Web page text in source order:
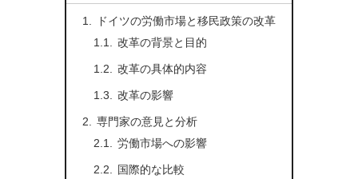
ドイツの労働市場と移民政策の改革
改革の背景と目的
改革の具体的内容
改革の影響
専門家の意見と分析
労働市場への影響
国際的な比較